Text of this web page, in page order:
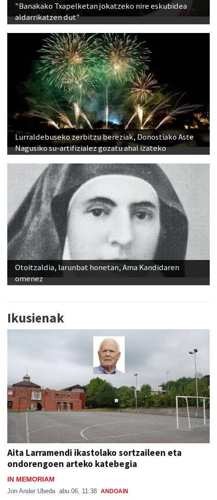
"Banakako Txapelketan jokatzeko nire eskubidea
aldarrikatzen dut"
Lurraldebuseko zerbitzu bereziak, Donostiako Aste
Nagusiko su-artifizialez gozatu ahal izateko
Otoitzaldia, larunbat honetan, Ama Kandidaren
omenez
Ikusienak
Aita Larramendi ikastolako sortzaileen eta
ondorengoen arteko katebegia
IN MEMORIAM
Jon Ander Ubeda abu 06, 11:38 ANDOAIN